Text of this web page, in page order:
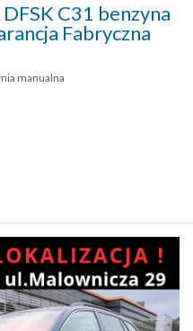
C31 benzyna
Fabryczna
manualna